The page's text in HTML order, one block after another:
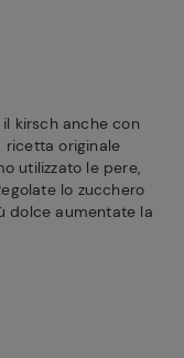
kirsch anche con
ricetta originale
utilizzato le pere,
lo zucchero
dolce aumentate la